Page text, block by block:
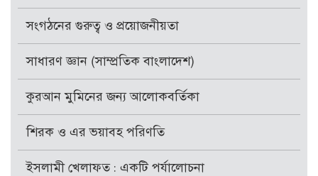
সংগঠনের গুরুত্ব ও প্রয়োজনীয়তা
সাধারণ জ্ঞান (সাম্প্রতিক বাংলাদেশ)
কুরআন মুমিনের জন্য আলোকবর্তিকা
শিরক ও এর ভয়াবহ পরিণতি
ইসলামী খেলাফত : একটি পর্যালোচনা